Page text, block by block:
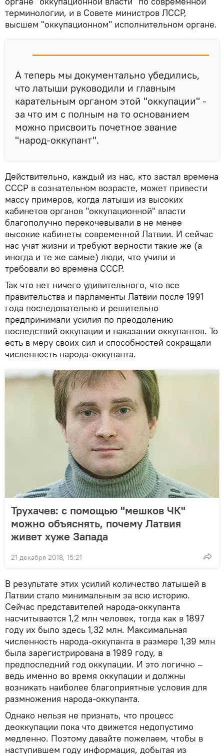
терминологии, и в Совете министров ЛССР,
высшем "оккупационном" исполнительном органе.
А теперь мы документально убедились,
что латыши руководили и главным
карательным органом этой "оккупации" -
за что им с полным на то основанием
можно присвоить почетное звание
"народ-оккупант".
Действительно, каждый из нас, кто застал времена
СССР в сознательном возрасте, может привести
массу примеров, когда латыши из высоких
кабинетов органов "оккупационной" власти
благополучно перекочевывали в не менее
высокие кабинеты современной Латвии. И сейчас
нас учат жизни и требуют верности такие же (а
иногда и те же самые) люди, что учили и
требовали во времена СССР.
Так что нет ничего удивительного, что все
правительства и парламенты Латвии после 1991
года последовательно и решительно
предпринимали усилия по преодолению
последствий оккупации и наказании оккупантов. То
есть в меру своих сил и способностей сокращали
численность народа-оккупанта.
Трухачев: с помощью "мешков ЧК"
можно объяснять, почему Латвия
живет хуже Запада
21 декабря 2018, 15:21
В результате этих усилий количество латышей в
Латвии стало минимальным за всю историю.
Сейчас представителей народа-оккупанта
насчитывается 1,2 млн человек, тогда как в 1897
году их было здесь 1,32 млн. Максимальная
численность народа-оккупанта в размере 1,39 млн
была зарегистрирована в 1989 году, в
предпоследний год оккупации. И это логично –
ведь именно во время оккупации и должны
возникать наиболее благоприятные условия для
размножения народа-оккупанта.
Однако нельзя не признать, что процесс
деоккупации пока что движется недопустимо
медленно. Поэтому давайте пожелаем, чтобы в
наступившем году информация, добытая из